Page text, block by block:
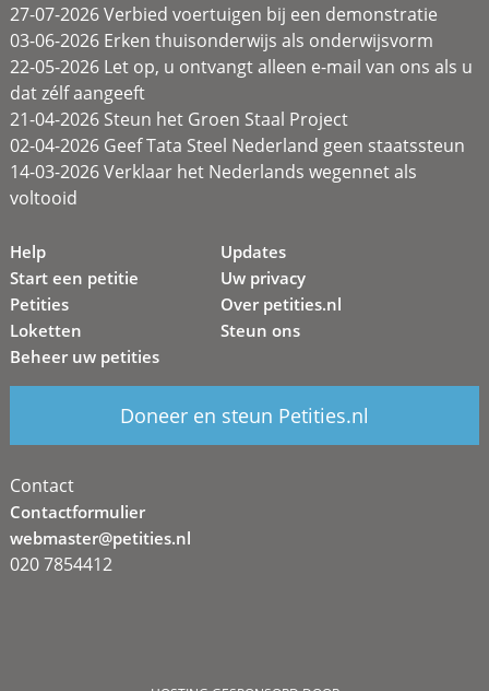
27-07-2026 Verbied voertuigen bij een demonstratie
03-06-2026 Erken thuisonderwijs als onderwijsvorm
22-05-2026 Let op, u ontvangt alleen e-mail van ons als u
dat zélf aangeeft
21-04-2026 Steun het Groen Staal Project
02-04-2026 Geef Tata Steel Nederland geen staatssteun
14-03-2026 Verklaar het Nederlands wegennet als
voltooid
Help
Start een petitie
Petities
Loketten
Beheer uw petities
Updates
Uw privacy
Over petities.nl
Steun ons
Doneer en steun Petities.nl
Contact
Contactformulier
webmaster@petities.nl
020 7854412